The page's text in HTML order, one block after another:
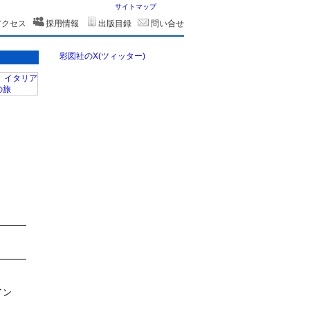
サイトマップ
クセス 採用情報 出版目録
問い合せ
ン
彩図社のX(ツィッター)